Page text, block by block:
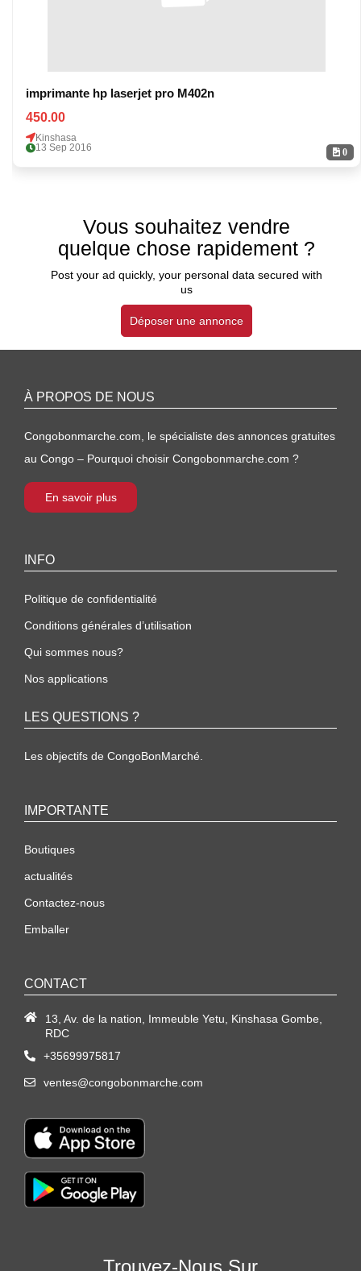
0
imprimante hp laserjet pro M402n
450.00
Kinshasa
13 Sep 2016
Vous souhaitez vendre
quelque chose rapidement ?
Post your ad quickly, your personal data secured with
us
Déposer une annonce
À PROPOS DE NOUS
Congobonmarche.com, le spécialiste des annonces gratuites
au Congo – Pourquoi choisir Congobonmarche.com ?
En savoir plus
INFO
Politique de confidentialité
Conditions générales d’utilisation
Qui sommes nous?
Nos applications
LES QUESTIONS ?
Les objectifs de CongoBonMarché.
IMPORTANTE
Boutiques
actualités
Contactez-nous
Emballer
CONTACT
13, Av. de la nation, Immeuble Yetu, Kinshasa Gombe,
RDC
+35699975817
ventes@congobonmarche.com
Trouvez-Nous Sur